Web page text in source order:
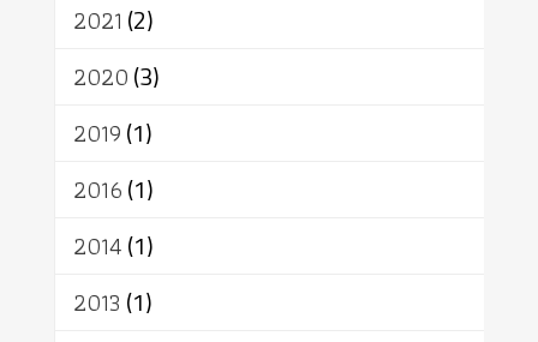
อัตถะ
เทวดา
2021 (2)
2020(3)
2019(1)
2016(1)
2014(1)
2013 (1)